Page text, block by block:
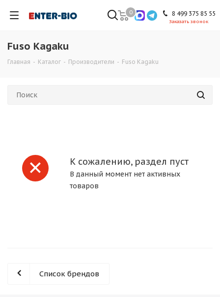
8 499 375 85 55
Заказать звонок
0
Fuso Kagaku
Главная - Каталог - Производители - Fuso Kagaku
К сожалению, раздел пуст
В данный момент нет активных
товаров
Список брендов